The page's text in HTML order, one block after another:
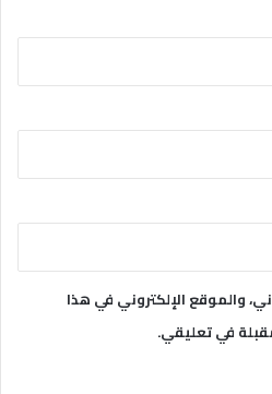
والموقع الإلكتروني في هذا
في تعليقي.